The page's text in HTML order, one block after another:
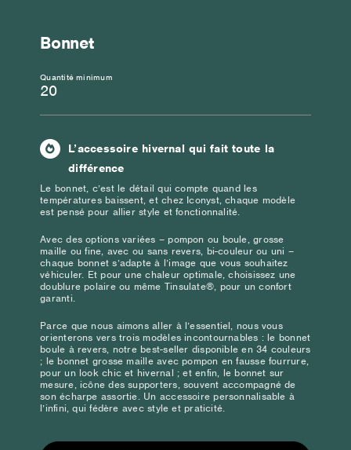
Bonnet
Quantité minimum
20
L’accessoire hivernal qui fait toute la
différence
Le bonnet, c’est le détail qui compte quand les
températures baissent, et chez Iconyst, chaque modèle
est pensé pour allier style et fonctionnalité.
Avec des options variées – pompon ou boule, grosse
maille ou fine, avec ou sans revers, bi-couleur ou uni –
chaque bonnet s’adapte à l’image que vous souhaitez
véhiculer. Et pour une chaleur optimale, choisissez une
doublure polaire ou même Tinsulate®, pour un confort
garanti.
Parce que nous aimons aller à l’essentiel, nous vous
orienterons vers trois modèles incontournables : le bonnet
boule à revers, notre best-seller disponible en 34 couleurs
; le bonnet grosse maille avec pompon en fausse fourrure,
pour un look chic et hivernal ; et enfin, le bonnet sur
mesure, icône des supporters, souvent accompagné de
son écharpe assortie. Un accessoire personnalisable à
l’infini, qui fédère avec style et praticité.